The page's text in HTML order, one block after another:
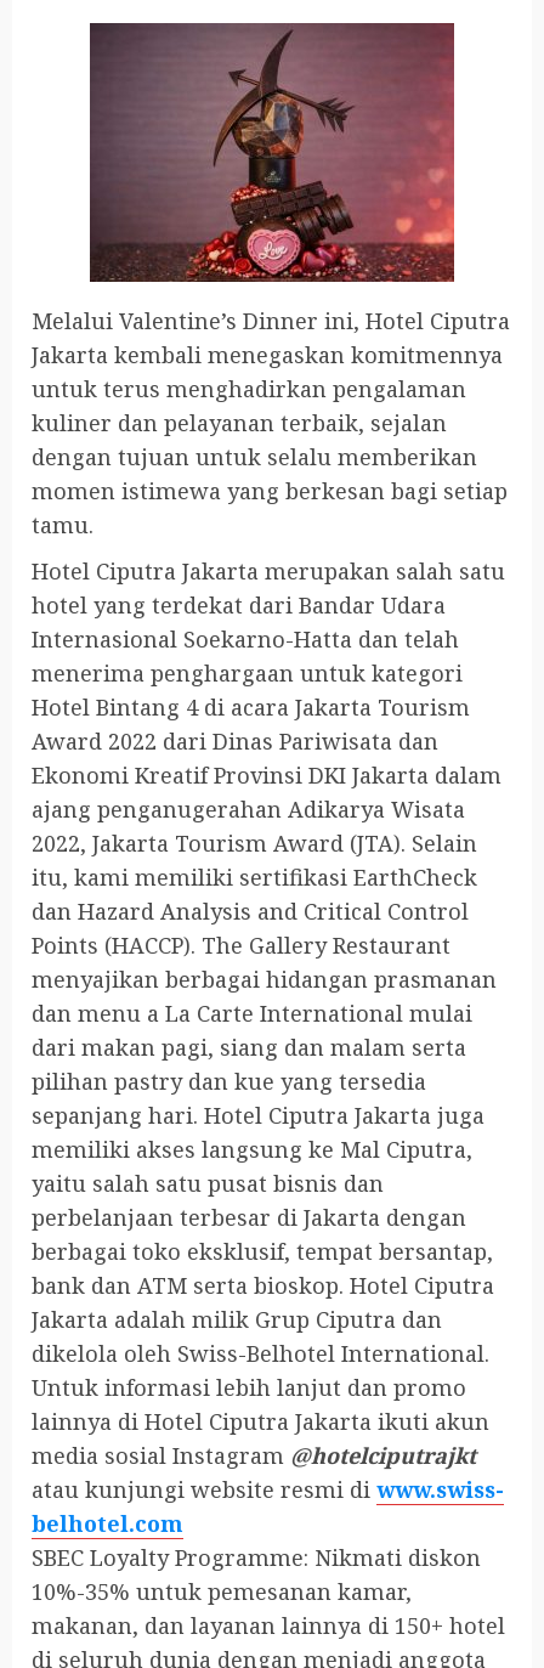
Melalui Valentine’s Dinner ini, Hotel Ciputra
Jakarta kembali menegaskan komitmennya
untuk terus menghadirkan pengalaman
kuliner dan pelayanan terbaik, sejalan
dengan tujuan untuk selalu memberikan
momen istimewa yang berkesan bagi setiap
tamu.
Hotel Ciputra Jakarta merupakan salah satu
hotel yang terdekat dari Bandar Udara
Internasional Soekarno-Hatta dan telah
menerima penghargaan untuk kategori
Hotel Bintang 4 di acara Jakarta Tourism
Award 2022 dari Dinas Pariwisata dan
Ekonomi Kreatif Provinsi DKI Jakarta dalam
ajang penganugerahan Adikarya Wisata
2022, Jakarta Tourism Award (JTA). Selain
itu, kami memiliki sertifikasi EarthCheck
dan Hazard Analysis and Critical Control
Points (HACCP). The Gallery Restaurant
menyajikan berbagai hidangan prasmanan
dan menu a La Carte International mulai
dari makan pagi, siang dan malam serta
pilihan pastry dan kue yang tersedia
sepanjang hari. Hotel Ciputra Jakarta juga
memiliki akses langsung ke Mal Ciputra,
yaitu salah satu pusat bisnis dan
perbelanjaan terbesar di Jakarta dengan
berbagai toko eksklusif, tempat bersantap,
bank dan ATM serta bioskop. Hotel Ciputra
Jakarta adalah milik Grup Ciputra dan
dikelola oleh Swiss-Belhotel International.
Untuk informasi lebih lanjut dan promo
lainnya di Hotel Ciputra Jakarta ikuti akun
media sosial Instagram @hotelciputrajkt
atau kunjungi website resmi di www.swiss-
belhotel.com
SBEC Loyalty Programme: Nikmati diskon
10%-35% untuk pemesanan kamar,
makanan, dan layanan lainnya di 150+ hotel
di seluruh dunia dengan menjadi anggota